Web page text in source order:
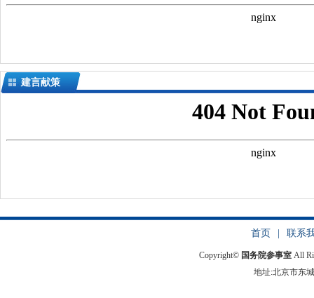
建言献策
首页 联系
Copyright© 国务院参事室 All
地址:北京市东